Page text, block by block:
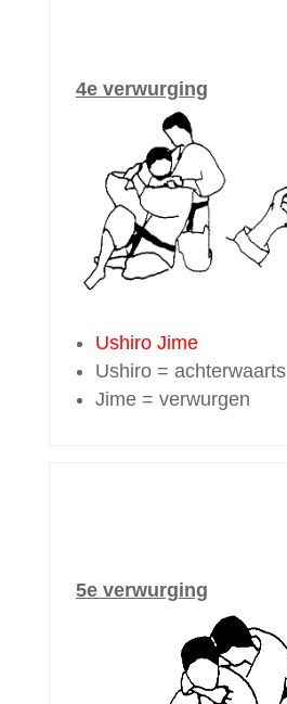
4e verwurging
Ushiro Jime
Ushiro = achterwaarts
Jime = verwurgen
5e verwurging